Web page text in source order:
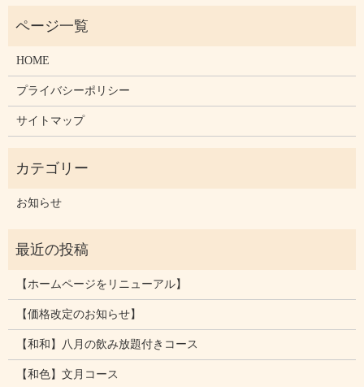
HOME
プライバシーポリシー
サイトマップ
お知らせ
【ホームページをリニューアル】
【価格改定のお知らせ】
【和和】八月の飲み放題付きコース
【和色】文月コース